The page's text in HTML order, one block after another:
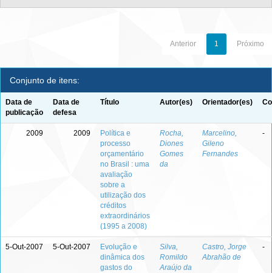
Anterior 1 Próximo
Conjunto de itens:
Data de
publicação
Data de
defesa
Título Autor(es) Orientador(es)
2009 2009
Política e
processo
orçamentário
no Brasil : uma
avaliação
sobre a
utilização dos
créditos
extraordinários
(1995 a 2008)
Rocha,
Diones
Gomes
da
Marcelino,
Gileno
Fernandes
-
5-Out-2007 5-Out-2007
Evolução e
dinâmica dos
gastos do
Silva,
Romildo
Araújo da
Castro, Jorge
Abrahão de
-